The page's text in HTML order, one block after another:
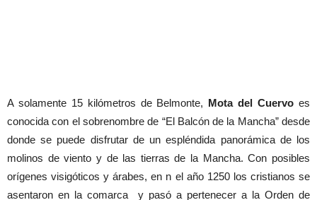
A solamente 15 kilómetros de Belmonte, Mota del Cuervo es
conocida con el sobrenombre de “El Balcón de la Mancha” desde
donde se puede disfrutar de un espléndida panorámica de los
molinos de viento y de las tierras de la Mancha. Con posibles
orígenes visigóticos y árabes, en n el año 1250 los cristianos se
asentaron en la comarca y pasó a pertenecer a la Orden de